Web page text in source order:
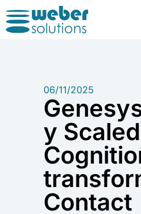
06/11/2025
y Scaled
Contact